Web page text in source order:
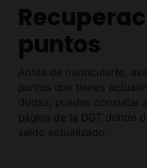
puntos
Antes de matricularte,
puntos que tienes
dudas, puedes consultar
página de la DGT donde
saldo actualizado.